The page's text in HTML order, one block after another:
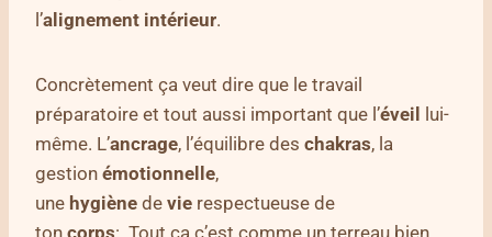
l’alignement intérieur.
Concrètement ça veut dire que le travail
préparatoire et tout aussi important que l’éveil lui-
même. L’ancrage, l’équilibre des chakras, la
gestion émotionnelle,
une hygiène de vie respectueuse de
ton corps: Tout ça c’est comme un terreau bien